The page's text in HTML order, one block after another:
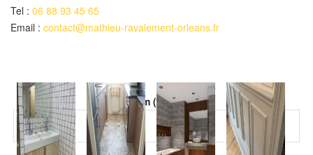
Tel : 06 88 93 45 65
Email : contact@mathieu-ravalement-orleans.fr
Veuillez laisser ce champ vide.
Votre nom (obligatoire)